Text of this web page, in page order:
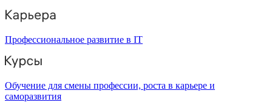
Профессиональное развитие в IT
Обучение для смены профессии, роста в карьере и
саморазвития